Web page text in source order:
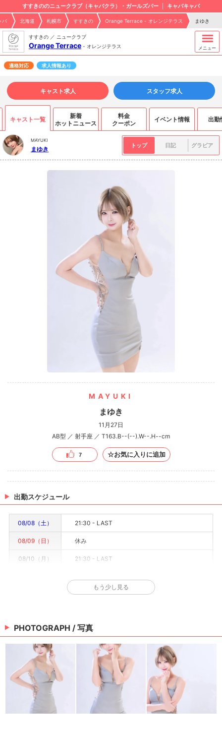
すすきののニュークラブ（キャバクラ）・ガールズバー キャバキャバ
バ 北海道 札幌市 すすきの Orange Terrace - オレンジテラス まゆき
すすきの ／ ニュークラブ
Orange Terrace - オレンジテラス メニュー
適格対応 求人情報あり
キャスト求人 スタッフ求人
キャスト一覧
新着
ホットニュース
料金
クーポン
イベント情報 出勤
MAYUKI
まゆき トップ 日記 グラビア
MAYUKI
まゆき
11月27日
AB型 ／ 射手座 ／ T163.B--(--).W--.H--cm
7 ☆お気に入りに追加
出勤スケジュール
08/08（土） 21:30 - LAST
08/09（日） 休み
08/10（月） 21:30 - LAST
21:30 - LAST
08/14（金） 21:30 - LAST
※情報はあくまで予定でキャストまたは出勤情報は一部です。詳細はお店にお問い合わせく
もう少し見る
PHOTOGRAPH / 写真